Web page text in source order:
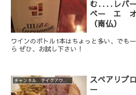
む‥‥レバー
ベー エ オ
（南仏）
ワインのボトル1本はちょっと多い、でも
ら ぜひ、お試し下さい！
スペアリブ
ー